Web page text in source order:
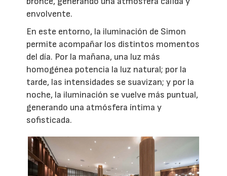
envolvente.
En este entorno, la iluminación de Simon
permite acompañar los distintos momentos
del día. Por la mañana, una luz más
homogénea potencia la luz natural; por la
tarde, las intensidades se suavizan; y por la
noche, la iluminación se vuelve más puntual,
generando una atmósfera íntima y
sofisticada.